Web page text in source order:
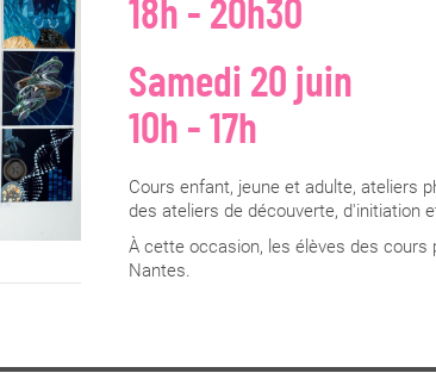
18h - 20h30
Samedi 20 juin
10h - 17h
Cours enfant, jeune et adulte, ateliers
des ateliers de découverte, d'initiation
À cette occasion, les élèves des cours
Nantes.